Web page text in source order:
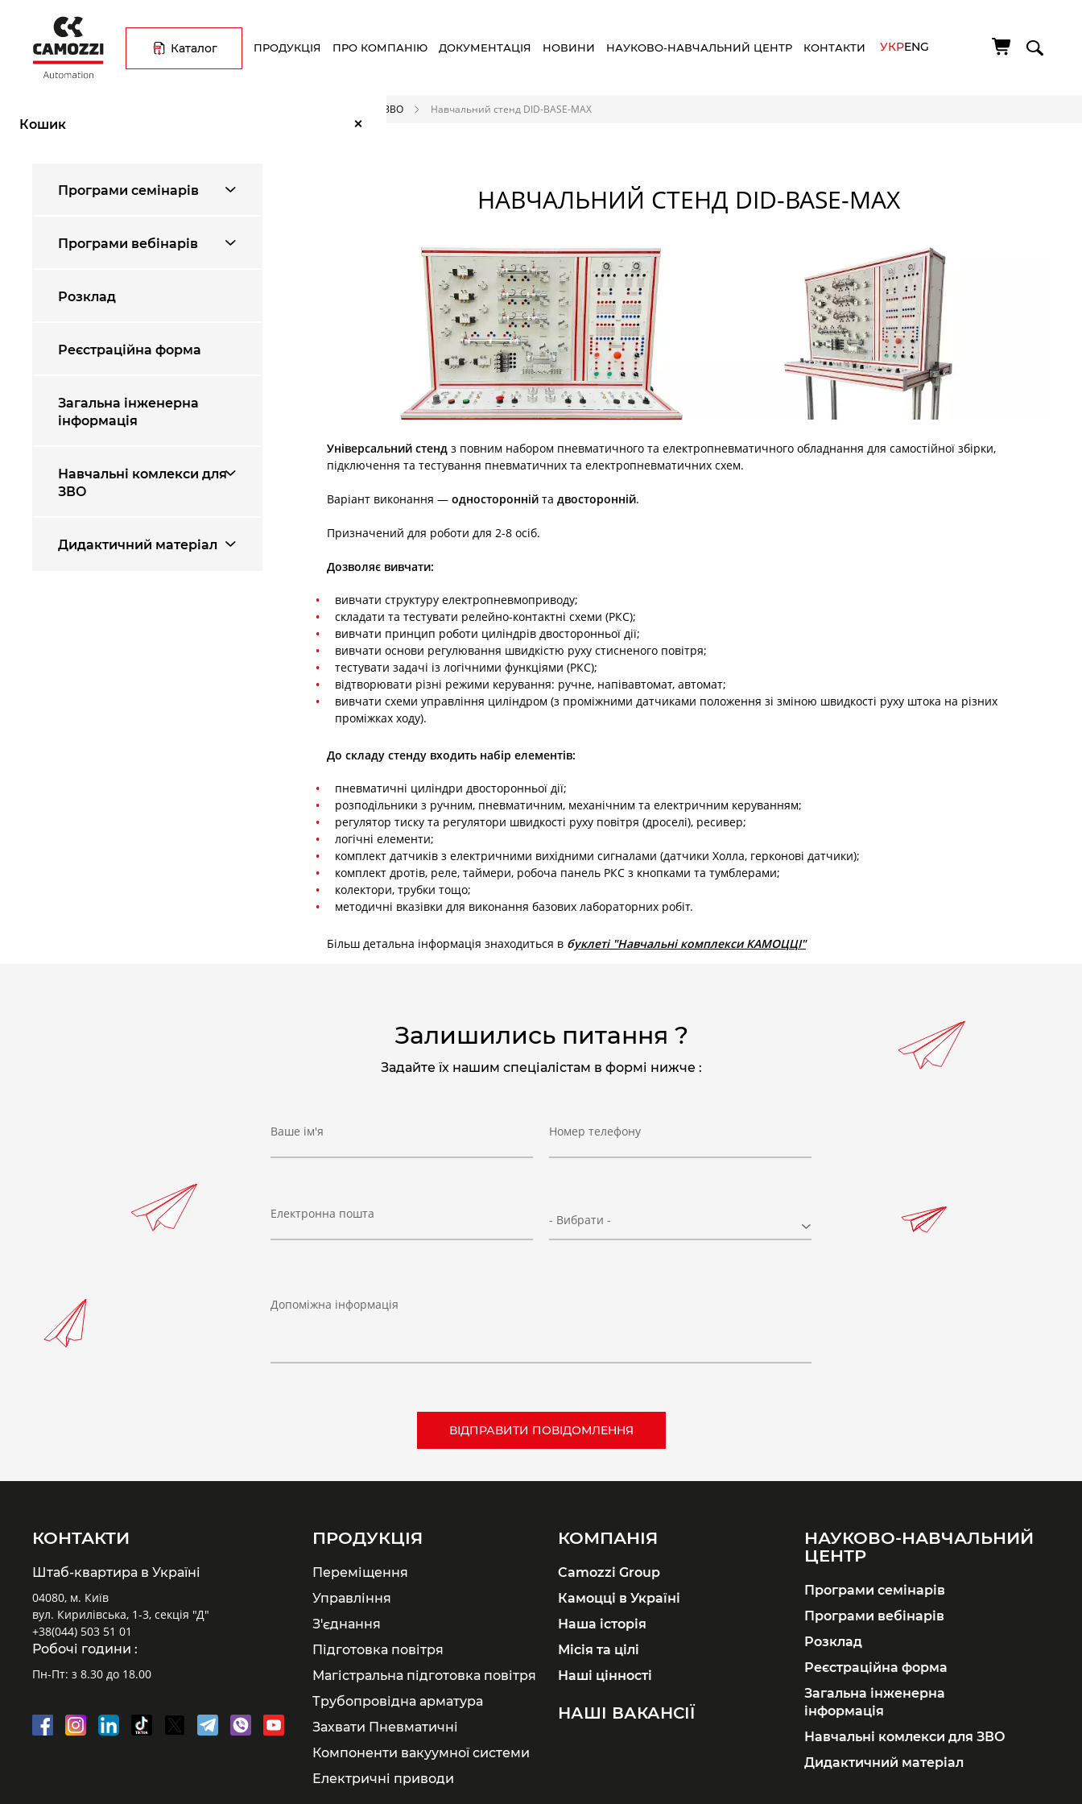
основного
вмісту
Каталог ПРОДУКЦІЯ ПРО КОМПАНІЮ ДОКУМЕНТАЦІЯ НОВИНИ НАУКОВО-НАВЧАЛЬНИЙ ЦЕНТР КОНТАКТИ УКРENG
Кошик ×
навіґації
Навчальні комплекси для ЗВО Навчальний стенд DID-BASE-MAX
науково
центр
Програми семінарів
Програми вебінарів
Розклад
Реєстраційна форма
Загальна інженерна
інформація
Навчальні комлекси для
ЗВО
Дидактичний матеріал
НАВЧАЛЬНИЙ СТЕНД DID-BASE-MAX
Універсальний стенд з повним набором пневматичного та електропневматичного обладнання для самостійної збірки,
підключення та тестування пневматичних та електропневматичних схем.
Варіант виконання — односторонній та двосторонній.
Призначений для роботи для 2-8 осіб.
Дозволяє вивчати:
вивчати структуру електропневмоприводу;
складати та тестувати релейно-контактні схеми (РКС);
вивчати принцип роботи циліндрів двосторонньої дії;
вивчати основи регулювання швидкістю руху стисненого повітря;
тестувати задачі із логічними функціями (РКС);
відтворювати різні режими керування: ручне, напівавтомат, автомат;
вивчати схеми управління циліндром (з проміжними датчиками положення зі зміною швидкості руху штока на різних
проміжках ходу).
До складу стенду входить набір елементів:
пневматичні циліндри двосторонньої дії;
розподільники з ручним, пневматичним, механічним та електричним керуванням;
регулятор тиску та регулятори швидкості руху повітря (дроселі), ресивер;
логічні елементи;
комплект датчиків з електричними вихідними сигналами (датчики Холла, герконові датчики);
комплект дротів, реле, таймери, робоча панель РКС з кнопками та тумблерами;
колектори, трубки тощо;
методичні вказівки для виконання базових лабораторних робіт.
Більш детальна інформація знаходиться в буклеті "Навчальні комплекси КАМОЦЦІ"
Залишились питання ?
Задайте їх нашим спеціалістам в формі нижче :
Ваше ім'я Номер телефону
Електронна пошта - Вибрати -
Допоміжна інформація
КОНТАКТИ
Штаб-квартира в Україні
04080, м. Київ
вул. Кирилівська, 1-3, секція "Д"
+38(044) 503 51 01
Робочі години :
Пн-Пт: з 8.30 до 18.00
ПРОДУКЦІЯ
Переміщення
Управління
З'єднання
Підготовка повітря
Магістральна підготовка повітря
Трубопровідна арматура
Захвати Пневматичні
Компоненти вакуумної системи
Електричні приводи
КОМПАНІЯ
Camozzi Group
Камоцці в Україні
Наша історія
Місія та цілі
Наші цінності
НАШІ ВАКАНСІЇ
НАУКОВО-НАВЧАЛЬНИЙ
ЦЕНТР
Програми семінарів
Програми вебінарів
Розклад
Реєстраційна форма
Загальна інженерна
інформація
Навчальні комлекси для ЗВО
Дидактичний матеріал